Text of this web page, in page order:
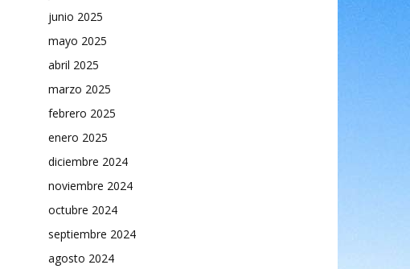
junio 2025
mayo 2025
abril 2025
marzo 2025
febrero 2025
enero 2025
diciembre 2024
noviembre 2024
octubre 2024
septiembre 2024
agosto 2024